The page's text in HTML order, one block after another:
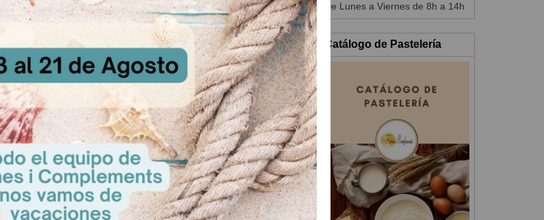
conseguir una masa fina.
27 ºC.
el tamaño deseado.
y fermentar a 30 ºC y 70% H.R.
con azúcar “bolado” o azúcar en grano ligeramente
De Lunes a Viernes de 8h a 14h
Catálogo de Pastelería